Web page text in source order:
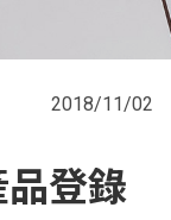
2018/11/02
登錄